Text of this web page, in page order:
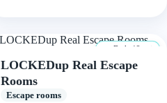
De la 12 ani
LOCKEDup Real Escape
Rooms
Escape rooms